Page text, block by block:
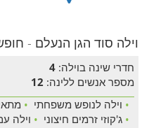
וילה סוד הגן הנעלם -
חדרי שינה בוילה: 4
מספר אנשים ללינה: 12
• וילה לנופש משפחתי •
• ג'קוזי זרמים חיצוני • וילה